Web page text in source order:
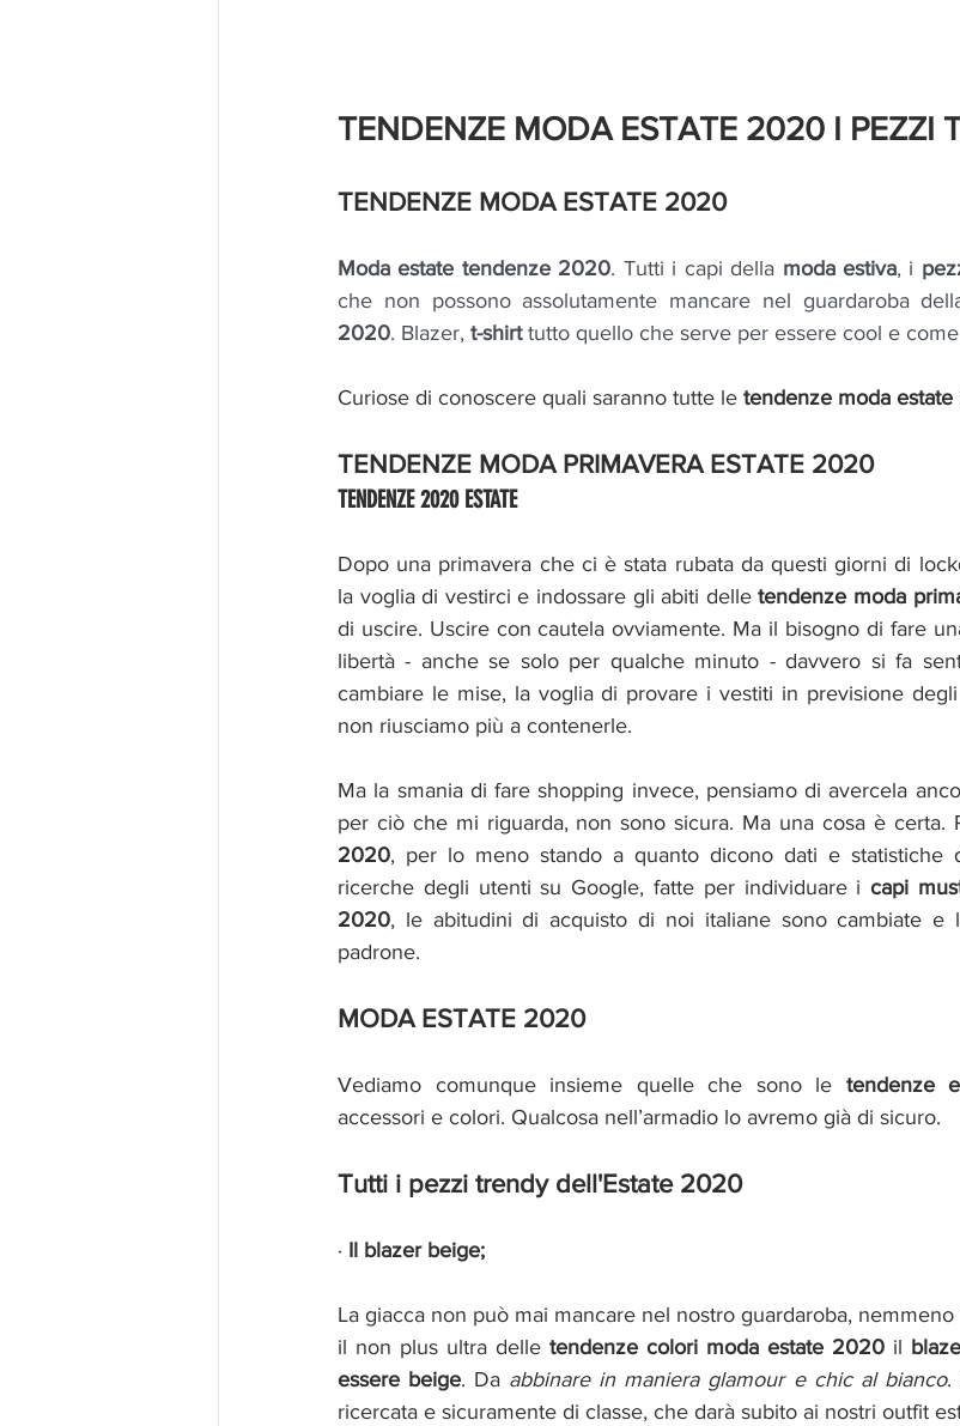
TENDENZE MODA ESTATE 2020 I PEZZI
TENDENZE MODA ESTATE 2020
Moda estate tendenze 2020. Tutti i capi della moda estiva, i
che non possono assolutamente mancare nel guardaroba
2020. Blazer, t-shirt tutto quello che serve per essere cool e
Curiose di conoscere quali saranno tutte le tendenze moda
TENDENZE MODA PRIMAVERA ESTATE 2020
TENDENZE 2020 ESTATE
Dopo una primavera che ci è stata rubata da questi giorni di
la voglia di vestirci e indossare gli abiti delle tendenze moda
di uscire. Uscire con cautela ovviamente. Ma il bisogno di fare
libertà - anche se solo per qualche minuto - davvero si fa
cambiare le mise, la voglia di provare i vestiti in previsione degli
non riusciamo più a contenerle.
Ma la smania di fare shopping invece, pensiamo di avercela
per ciò che mi riguarda, non sono sicura. Ma una cosa è certa.
2020, per lo meno stando a quanto dicono dati e statistiche
ricerche degli utenti su Google, fatte per individuare i capi
2020, le abitudini di acquisto di noi italiane sono cambiate e
padrone.
MODA ESTATE 2020
Vediamo comunque insieme quelle che sono le tendenze
accessori e colori. Qualcosa nell’armadio lo avremo già di sicuro.
Tutti i pezzi trendy dell'Estate 2020
· Il blazer beige;
La giacca non può mai mancare nel nostro guardaroba,
il non plus ultra delle tendenze colori moda estate 2020 il
essere beige. Da abbinare in maniera glamour e chic al bianco.
ricercata e sicuramente di classe, che darà subito ai nostri outfit